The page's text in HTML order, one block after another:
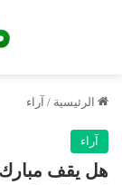
الرئيسية / آراء
آراء
هل يقف مبارك